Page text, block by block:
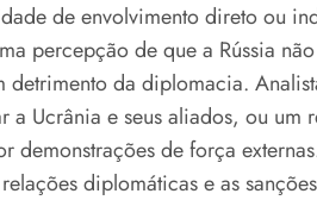
de envolvimento direto ou
percepção de que a Rússia
da diplomacia.
a Ucrânia e seus aliados, ou
demonstrações de força
diplomáticas e as